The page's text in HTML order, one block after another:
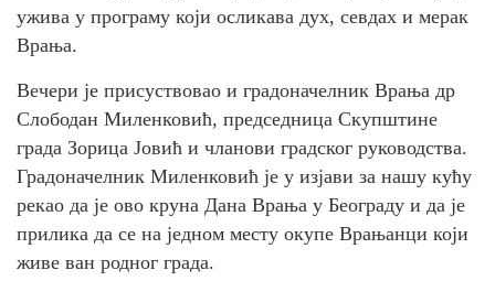
ужива у програму који осликава дух, севдах и мерак
Врања.
Вечери је присуствовао и градоначелник Врања др
Слободан Миленковић, председница Скупштине
града Зорица Јовић и чланови градског руководства.
Градоначелник Миленковић је у изјави за нашу кућу
рекао да је ово круна Дана Врања у Београду и да је
прилика да се на једном месту окупе Врањанци који
живе ван родног града.